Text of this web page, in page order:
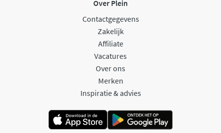
Over Plein
Contactgegevens
Zakelijk
Affiliate
Vacatures
Over ons
Merken
Inspiratie & advies